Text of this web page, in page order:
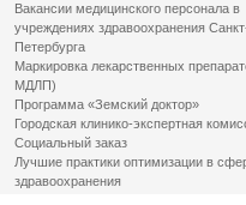
Вакансии медицинского персонала в
учреждениях здравоохранения
Петербурга
Маркировка лекарственных
МДЛП)
Программа «Земский доктор»
Городская клинико-экспертная
Социальный заказ
Лучшие практики оптимизации в
здравоохранения